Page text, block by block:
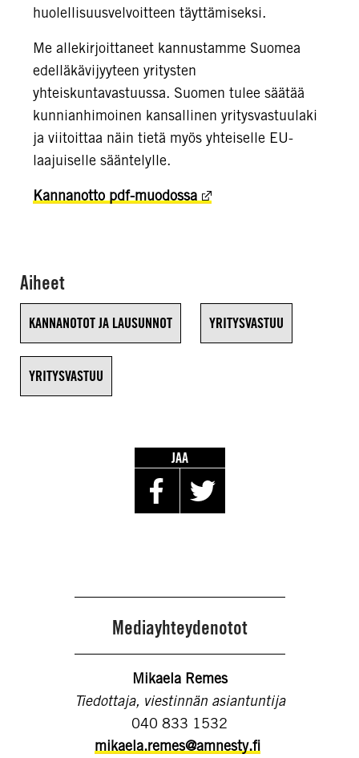
huolellisuusvelvoitteen täyttämiseksi.
Me allekirjoittaneet kannustamme Suomea
edelläkävijyyteen yritysten
yhteiskuntavastuussa. Suomen tulee säätää
kunnianhimoinen kansallinen yritysvastuulaki
ja viitoittaa näin tietä myös yhteiselle EU-
laajuiselle sääntelylle.
Kannanotto pdf-muodossa
Aiheet
KANNANOTOT JA LAUSUNNOT YRITYSVASTUU
YRITYSVASTUU
JAA
Mediayhteydenotot
Mikaela Remes
Tiedottaja, viestinnän asiantuntija
040 833 1532
mikaela.remes@amnesty.fi